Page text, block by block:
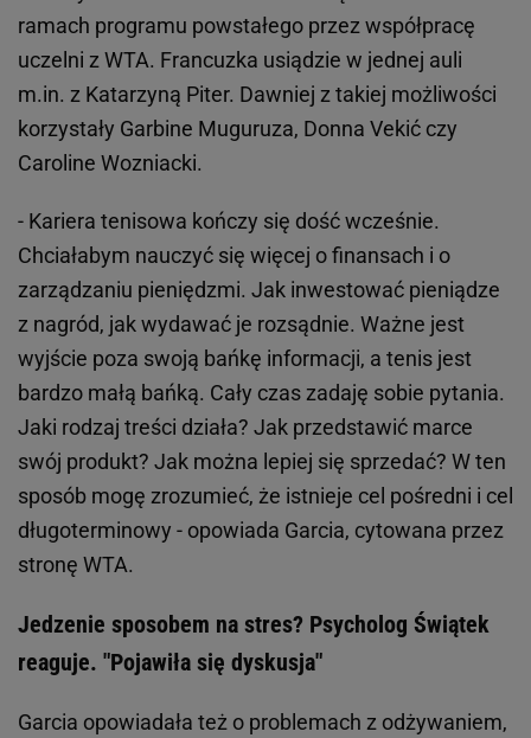
ramach programu powstałego przez współpracę
uczelni z WTA. Francuzka usiądzie w jednej auli
m.in. z Katarzyną Piter. Dawniej z takiej możliwości
korzystały Garbine Muguruza, Donna Vekić czy
Caroline Wozniacki.
- Kariera tenisowa kończy się dość wcześnie.
Chciałabym nauczyć się więcej o finansach i o
zarządzaniu pieniędzmi. Jak inwestować pieniądze
z nagród, jak wydawać je rozsądnie. Ważne jest
wyjście poza swoją bańkę informacji, a tenis jest
bardzo małą bańką. Cały czas zadaję sobie pytania.
Jaki rodzaj treści działa? Jak przedstawić marce
swój produkt? Jak można lepiej się sprzedać? W ten
sposób mogę zrozumieć, że istnieje cel pośredni i cel
długoterminowy - opowiada Garcia, cytowana przez
stronę WTA.
Jedzenie sposobem na stres? Psycholog Świątek
reaguje. "Pojawiła się dyskusja"
Garcia opowiadała też o problemach z odżywaniem,